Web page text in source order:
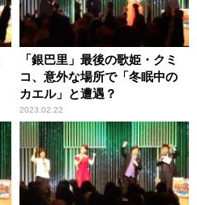
「銀巴里」最後の歌姫・クミ
コ、意外な場所で「冬眠中の
カエル」と遭遇？
2023.02.22